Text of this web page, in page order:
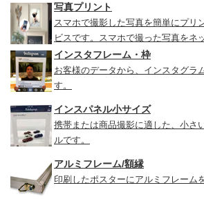
写真プリント
スマホで撮影した写真を簡単にプリ
ビスです。スマホで撮った写真をネ
インスタフレーム・枠
お客様のデータから、インスタグラ
す。
インスパネル小サイズ
携帯または商品撮影に適した、小さ
ルです。
アルミフレーム/額縁
印刷したポスターにアルミフレーム